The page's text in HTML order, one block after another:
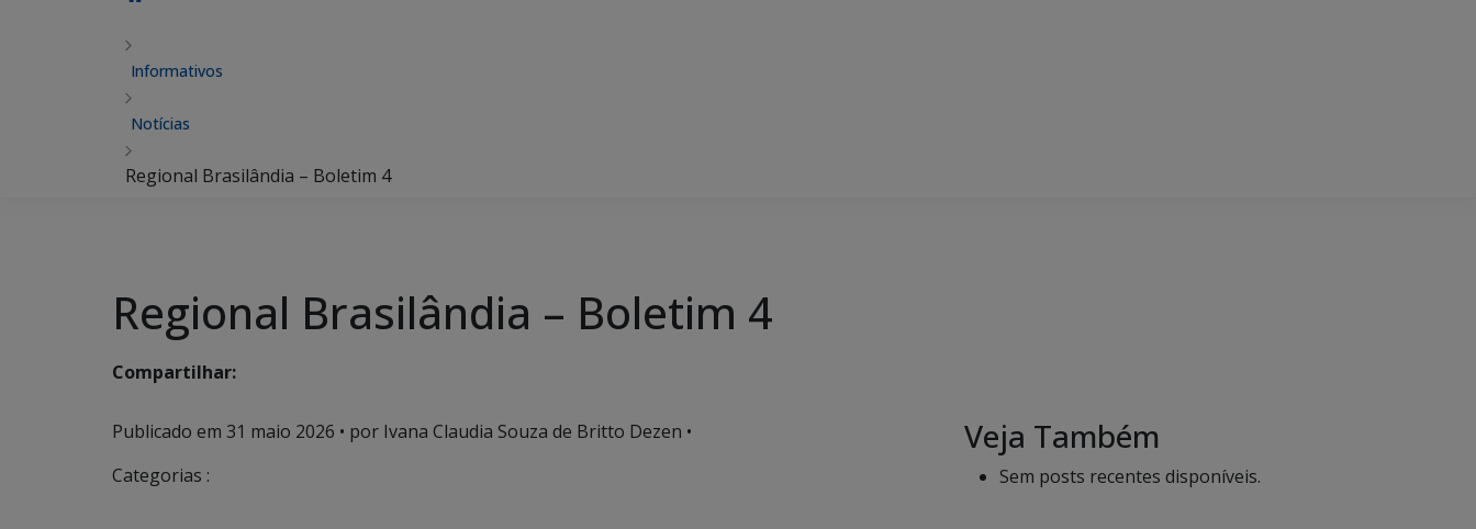
Informativos
Notícias
Regional Brasilândia – Boletim 4
Regional Brasilândia – Boletim 4
Compartilhar:
Publicado em 31 maio 2026 • por Ivana Claudia Souza de Britto Dezen •
Categorias :
Veja Também
Sem posts recentes disponíveis.